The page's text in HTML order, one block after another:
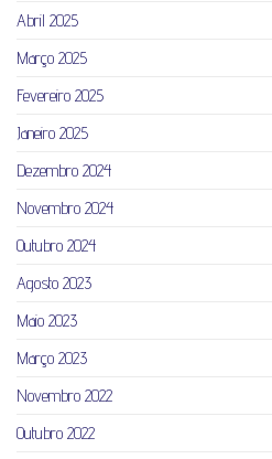
Abril 2025
Março 2025
Fevereiro 2025
Janeiro 2025
Dezembro 2024
Novembro 2024
Outubro 2024
Agosto 2023
Maio 2023
Março 2023
Novembro 2022
Outubro 2022